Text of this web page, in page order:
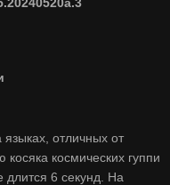
языках, отличных от
косяка космических гуппи
длится 6 секунд. На